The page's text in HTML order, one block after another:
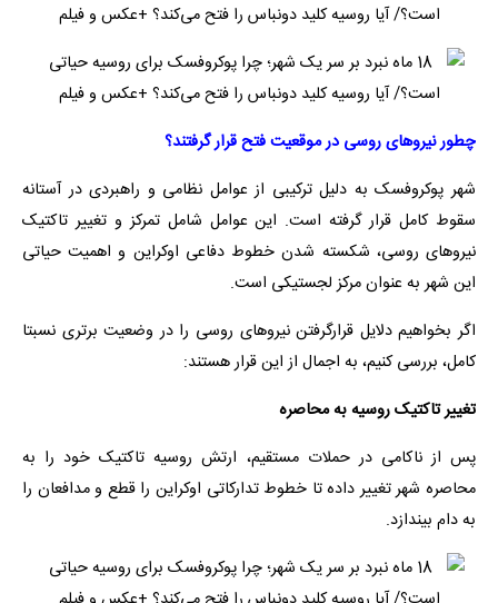
چطور نیروهای روسی در موقعیت فتح قرار گرفتند؟
شهر پوکروفسک به دلیل ترکیبی از عوامل نظامی و راهبردی در آستانه
سقوط کامل قرار گرفته است. این عوامل شامل تمرکز و تغییر تاکتیک
نیروهای روسی، شکسته شدن خطوط دفاعی اوکراین و اهمیت حیاتی
این شهر به عنوان مرکز لجستیکی است.
اگر بخواهیم دلایل قرارگرفتن نیروهای روسی را در وضعیت برتری نسبتا
کامل، بررسی کنیم، به اجمال از این قرار هستند:
تغییر تاکتیک روسیه به محاصره
پس از ناکامی در حملات مستقیم، ارتش روسیه تاکتیک خود را به
محاصره شهر تغییر داده تا خطوط تدارکاتی اوکراین را قطع و مدافعان را
به دام بیندازد.